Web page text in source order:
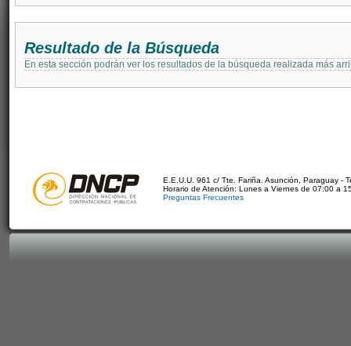
Resultado de la Búsqueda
En esta sección podrán ver los resultados de la búsqueda realizada más
E.E.U.U. 961 c/ Tte. Fariña. Asunción, Paraguay -
Horario de Atención: Lunes a Viernes de 07:00 a
Preguntas Frecuentes